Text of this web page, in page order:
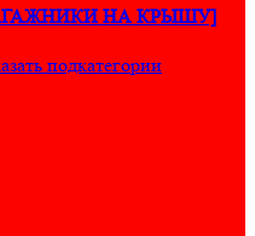
НА КРЫШУ]
подкатегории